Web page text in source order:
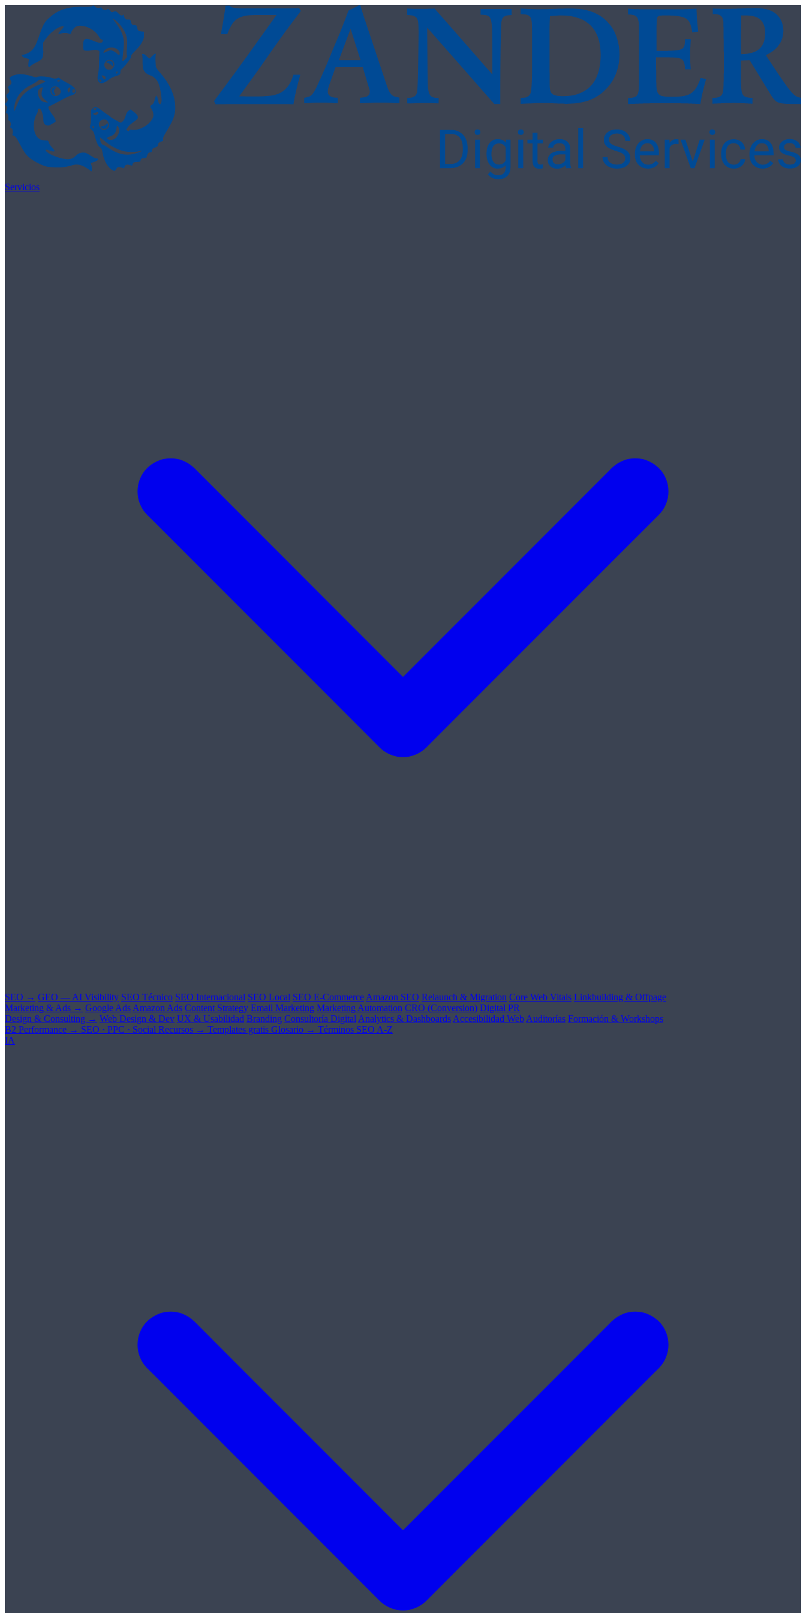
Skip to content
Servicios
SEO → GEO — AI Visibility SEO Técnico SEO Internacional SEO Local SEO E-Commerce Amazon SEO Relaunch & Migration Core Web Vitals Linkbuilding & Offpage
Marketing & Ads → Google Ads Amazon Ads Content Strategy Email Marketing Marketing Automation CRO (Conversion) Digital PR
Design & Consulting → Web Design & Dev UX & Usabilidad Branding Consultoría Digital Analytics & Dashboards Accesibilidad Web Auditorías Formación & Workshops
B2 Performance → SEO · PPC · Social Recursos → Templates gratis Glosario → Términos SEO A-Z
IA